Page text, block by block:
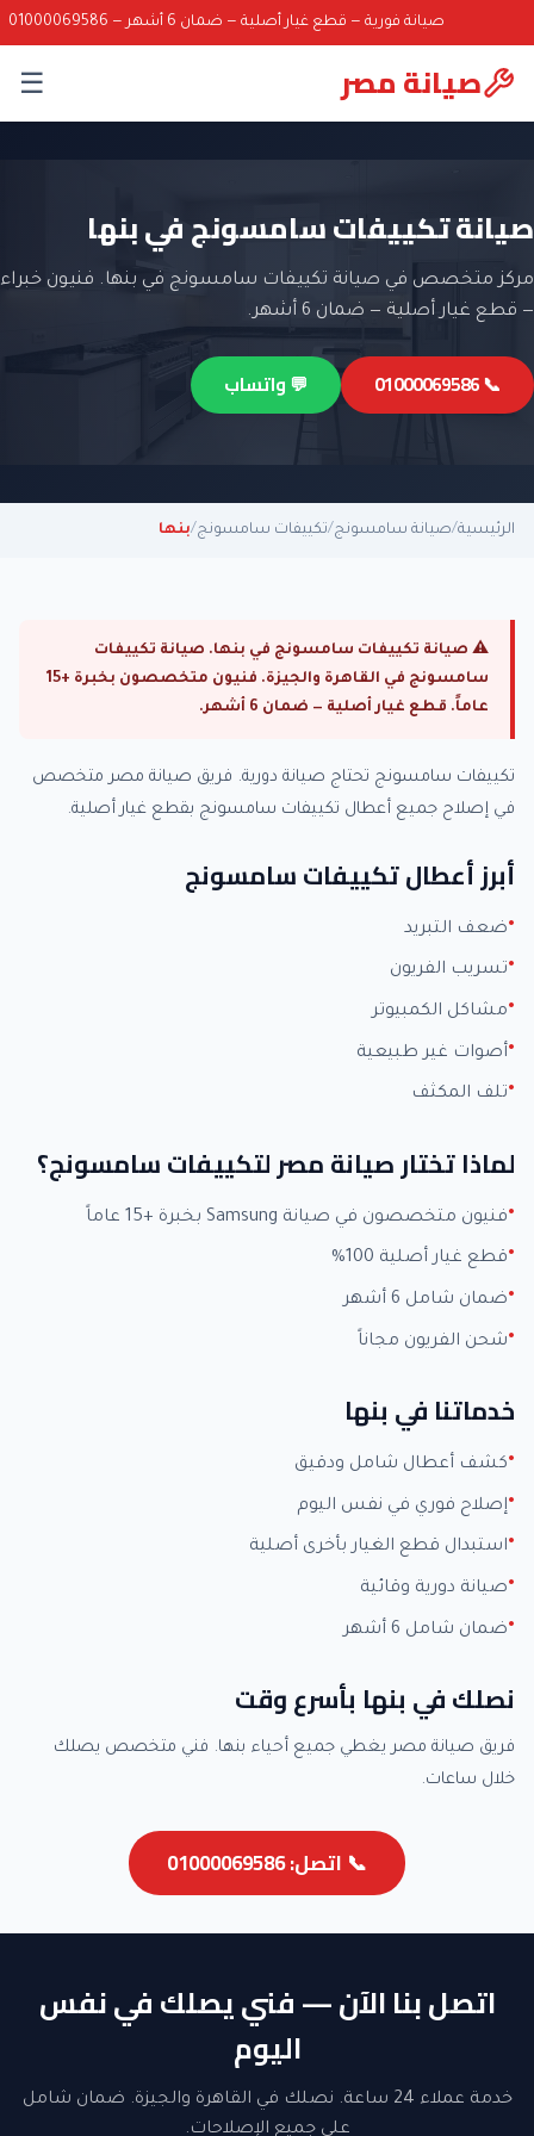
صيانة فورية — قطع غيار أصلية — ضمان 6 أشهر — 01000069586
صيانة مصر ☰
صيانة تكييفات سامسونج في بنها
مركز متخصص في صيانة تكييفات سامسونج في بنها. فنيون خبراء
— قطع غيار أصلية — ضمان 6 أشهر.
📞 01000069586 💬 واتساب
الرئيسية/صيانة سامسونج/تكييفات سامسونج/بنها
⚠ صيانة تكييفات سامسونج في بنها. صيانة تكييفات
سامسونج في القاهرة والجيزة. فنيون متخصصون بخبرة +15
عاماً. قطع غيار أصلية — ضمان 6 أشهر.
تكييفات سامسونج تحتاج صيانة دورية. فريق صيانة مصر متخصص
في إصلاح جميع أعطال تكييفات سامسونج بقطع غيار أصلية.
أبرز أعطال تكييفات سامسونج
ضعف التبريد
تسريب الفريون
مشاكل الكمبيوتر
أصوات غير طبيعية
تلف المكثف
لماذا تختار صيانة مصر لتكييفات سامسونج؟
فنيون متخصصون في صيانة Samsung بخبرة +15 عاماً
قطع غيار أصلية 100%
ضمان شامل 6 أشهر
شحن الفريون مجاناً
خدماتنا في بنها
كشف أعطال شامل ودقيق
إصلاح فوري في نفس اليوم
استبدال قطع الغيار بأخرى أصلية
صيانة دورية وقائية
ضمان شامل 6 أشهر
نصلك في بنها بأسرع وقت
فريق صيانة مصر يغطي جميع أحياء بنها. فني متخصص يصلك
خلال ساعات.
📞 اتصل: 01000069586
اتصل بنا الآن — فني يصلك في نفس
اليوم
خدمة عملاء 24 ساعة. نصلك في القاهرة والجيزة. ضمان شامل
على جميع الإصلاحات.